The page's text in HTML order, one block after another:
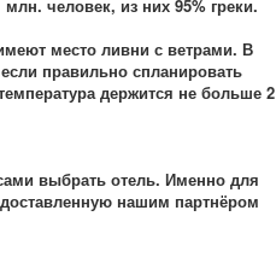
человек, из них 95% греки.
место ливни с ветрами. В
правильно спланировать
держится не больше 2
выбрать отель. Именно для
нашим партнёром